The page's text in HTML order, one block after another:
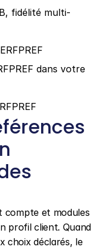
fidélité multi-
dans votre
compte et modules
profil client. Quand
choix déclarés, le